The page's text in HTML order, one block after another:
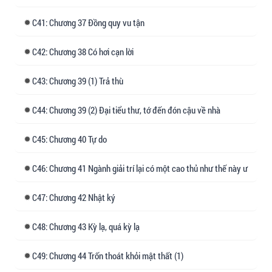
hạnh của tôi.
Anti-fan: ???
người lại trở thành fan của Thương Lộc! Điều
này không hợp lý chút nào!
fan ẩn danh của Thương Lộc.
Khi người thừa kế của gia đình danh giá bị lộ bí
Thương Lộc đang dẫm lên mông một cậu bé.
Khi được hỏi nguyên do, Trì Yến chậm rãi trả
41: Chương 37 Đồng quy vu tận
42: Chương 38 Có hơi cạn lời
43: Chương 39 (1) Trả thù
44: Chương 39 (2) Đại tiểu thư, tớ đến đón cậu về nhà
45: Chương 40 Tự do
46: Chương 41 Ngành giải trí lại có một cao thủ như thế này ư
47: Chương 42 Nhật ký
48: Chương 43 Kỳ lạ, quá kỳ lạ
49: Chương 44 Trốn thoát khỏi mật thất (1)